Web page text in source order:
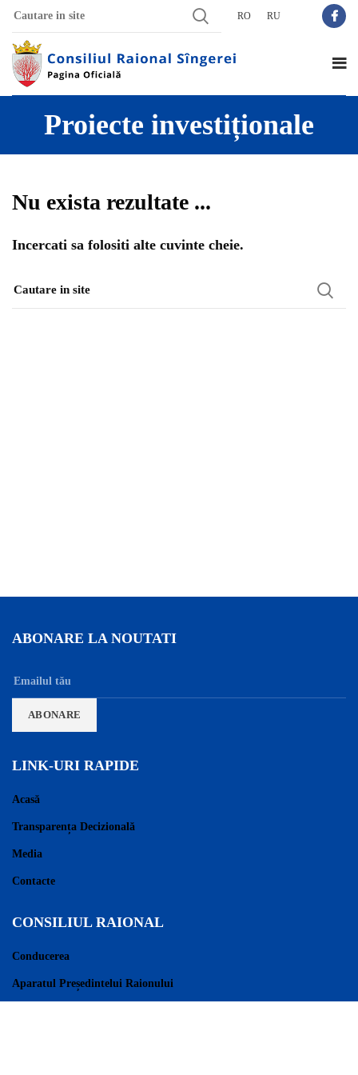
RO RU
Proiecte investiționale
Nu exista rezultate ...
Incercati sa folositi alte cuvinte cheie.
ABONARE LA NOUTATI
LINK-URI RAPIDE
Acasă
Transparența Decizională
Media
Contacte
CONSILIUL RAIONAL
Conducerea
Aparatul Președintelui Raionului